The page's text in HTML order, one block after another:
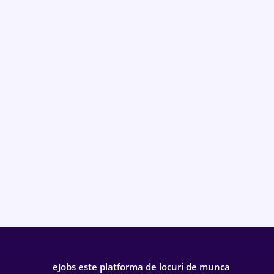
eJobs este platforma de locuri de munca